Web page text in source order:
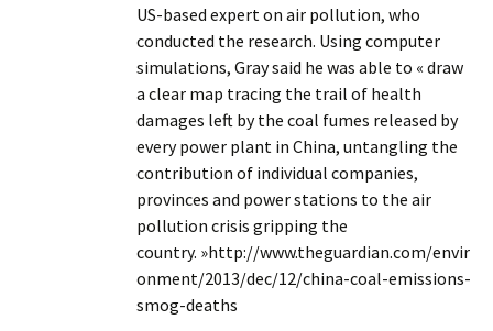
US-based expert on air pollution, who
conducted the research. Using computer
simulations, Gray said he was able to « draw
a clear map tracing the trail of health
damages left by the coal fumes released by
every power plant in China, untangling the
contribution of individual companies,
provinces and power stations to the air
pollution crisis gripping the
country. »http://www.theguardian.com/envir
onment/2013/dec/12/china-coal-emissions-
smog-deaths